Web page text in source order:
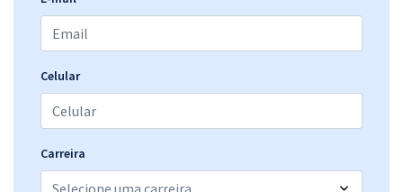
CREA PB - Conselho Regional de Engenharia e Agronomia do Estado
R$ 303,84à vista
Economize R$ 75,96 (-20%)
Comprar
Celular
Carreira